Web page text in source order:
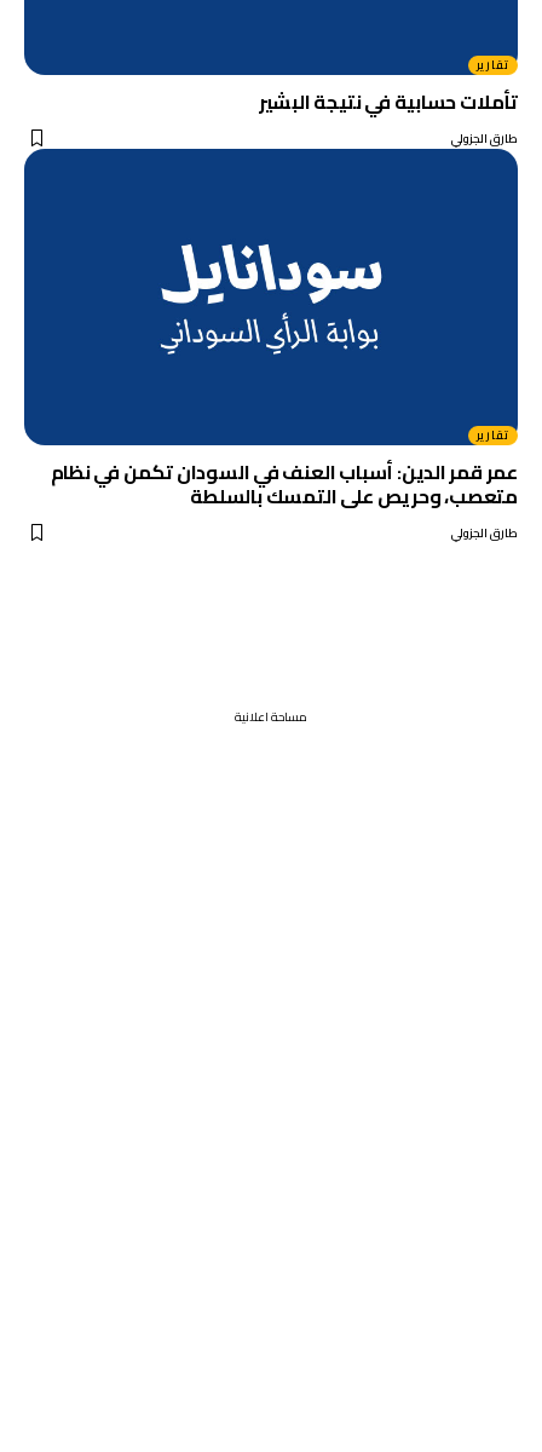
تقارير
تأملات حسابية في نتيجة البشير
طارق الجزولي
تقارير
عمر قمر الدين: أسباب العنف في السودان تكمن في نظام
متعصب، وحريص على التمسك بالسلطة
طارق الجزولي
مساحة اعلانية